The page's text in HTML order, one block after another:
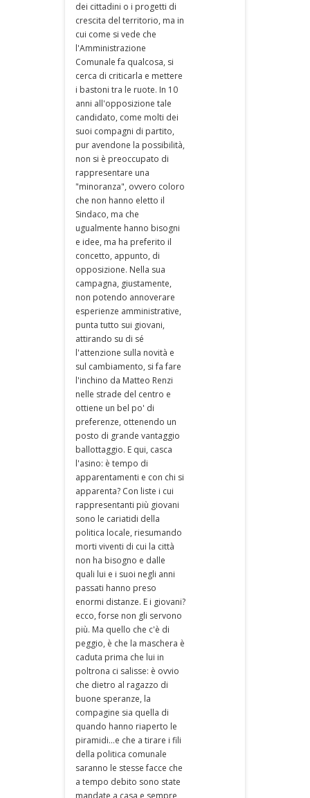
dei cittadini o i progetti di
crescita del territorio, ma in
cui come si vede che
l'Amministrazione
Comunale fa qualcosa, si
cerca di criticarla e mettere
i bastoni tra le ruote. In 10
anni all'opposizione tale
candidato, come molti dei
suoi compagni di partito,
pur avendone la possibilità,
non si è preoccupato di
rappresentare una
"minoranza", ovvero coloro
che non hanno eletto il
Sindaco, ma che
ugualmente hanno bisogni
e idee, ma ha preferito il
concetto, appunto, di
opposizione. Nella sua
campagna, giustamente,
non potendo annoverare
esperienze amministrative,
punta tutto sui giovani,
attirando su di sé
l'attenzione sulla novità e
sul cambiamento, si fa fare
l'inchino da Matteo Renzi
nelle strade del centro e
ottiene un bel po' di
preferenze, ottenendo un
posto di grande vantaggio
ballottaggio. E qui, casca
l'asino: è tempo di
apparentamenti e con chi si
apparenta? Con liste i cui
rappresentanti più giovani
sono le cariatidi della
politica locale, riesumando
morti viventi di cui la città
non ha bisogno e dalle
quali lui e i suoi negli anni
passati hanno preso
enormi distanze. E i giovani?
ecco, forse non gli servono
più. Ma quello che c'è di
peggio, è che la maschera è
caduta prima che lui in
poltrona ci salisse: è ovvio
che dietro al ragazzo di
buone speranze, la
compagine sia quella di
quando hanno riaperto le
piramidi...e che a tirare i fili
della politica comunale
saranno le stesse facce che
a tempo debito sono state
mandate a casa e sempre